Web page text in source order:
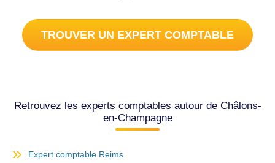
TROUVER UN EXPERT COMPTABLE
Retrouvez les experts comptables autour de Châlons-
en-Champagne
Expert comptable Reims